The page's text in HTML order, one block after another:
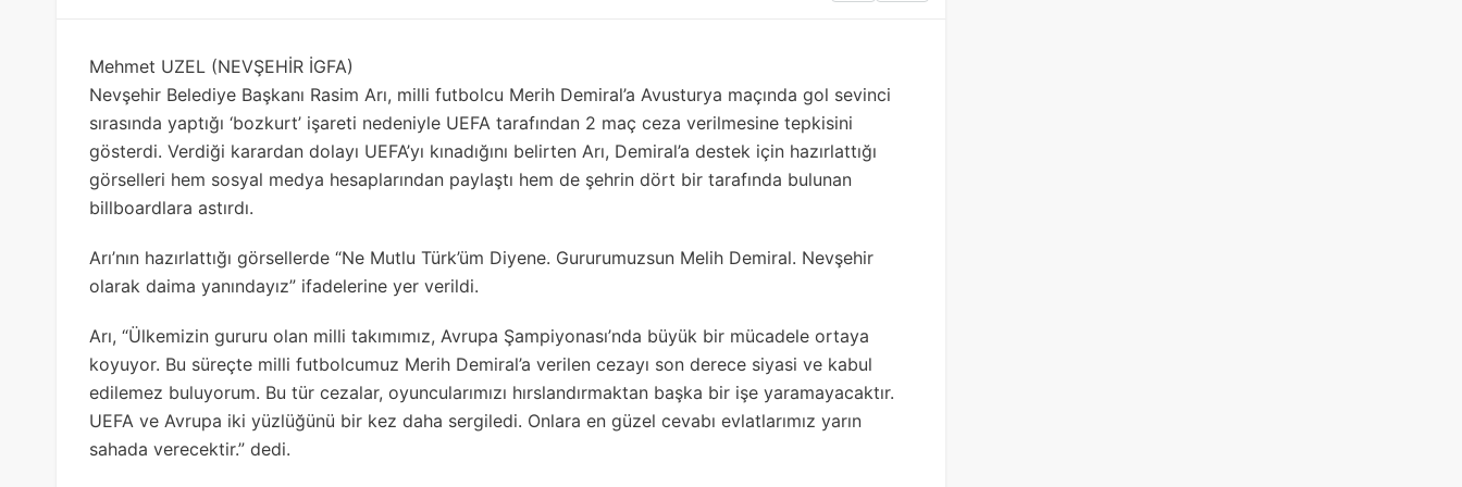
Mehmet UZEL (NEVŞEHİR İGFA)
Nevşehir Belediye Başkanı Rasim Arı, milli futbolcu Merih Demiral’a Avusturya maçında gol sevinci
sırasında yaptığı ‘bozkurt’ işareti nedeniyle UEFA tarafından 2 maç ceza verilmesine tepkisini
gösterdi. Verdiği karardan dolayı UEFA’yı kınadığını belirten Arı, Demiral’a destek için hazırlattığı
görselleri hem sosyal medya hesaplarından paylaştı hem de şehrin dört bir tarafında bulunan
billboardlara astırdı.
Arı’nın hazırlattığı görsellerde “Ne Mutlu Türk’üm Diyene. Gururumuzsun Melih Demiral. Nevşehir
olarak daima yanındayız” ifadelerine yer verildi.
Arı, “Ülkemizin gururu olan milli takımımız, Avrupa Şampiyonası’nda büyük bir mücadele ortaya
koyuyor. Bu süreçte milli futbolcumuz Merih Demiral’a verilen cezayı son derece siyasi ve kabul
edilemez buluyorum. Bu tür cezalar, oyuncularımızı hırslandırmaktan başka bir işe yaramayacaktır.
UEFA ve Avrupa iki yüzlüğünü bir kez daha sergiledi. Onlara en güzel cevabı evlatlarımız yarın
sahada verecektir.” dedi.